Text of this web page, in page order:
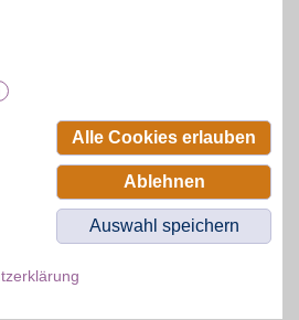
GmbH.
Alle Cookies erlauben
Ablehnen
Auswahl speichern